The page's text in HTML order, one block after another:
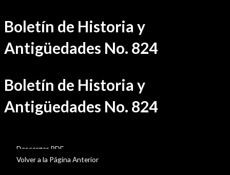
Ir
al
contenido
Boletín de Historia y
Antigüedades No. 824
Boletín de Historia y
Antigüedades No. 824
Descargar PDF
Volver a la Página Anterior